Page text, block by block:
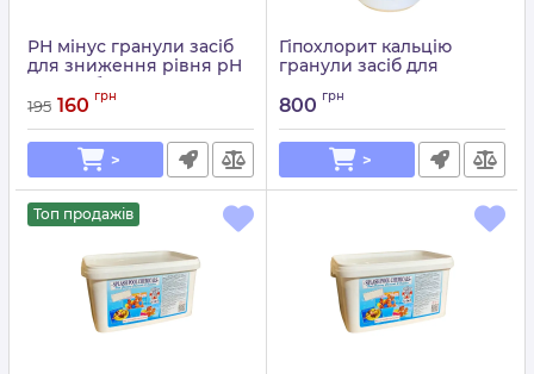
РН мінус гранули засіб
для зниження рівня pH
води в басейні Splash
Артикул: 15049714
195 160 грн
>
Гіпохлорит кальцію
гранули засіб для
води в басейні Splash
Артикул: 15049676
800 грн
>
Топ продажів